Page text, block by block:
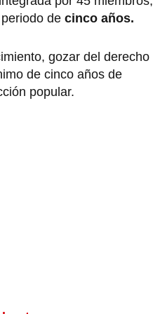
de cinco años.
gozar del derecho
de cinco años de
popular.